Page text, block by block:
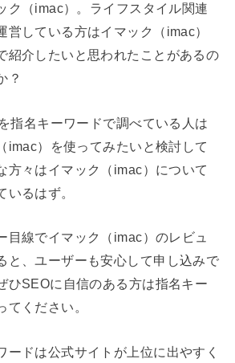
ク（imac）。ライフスタイル関連
営している方はイマック（imac）
紹介したいと思われたことがあるの
？
指名キーワードで調べている人は
imac）を使ってみたいと検討して
方々はイマック（imac）について
いるはず。
目線でイマック（imac）のレビュ
と、ユーザーも安心して申し込みで
ひSEOに自信のある方は指名キー
てください。
ードは公式サイトが上位に出やすく